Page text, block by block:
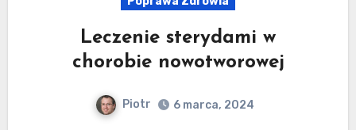
Leczenie sterydami w
chorobie nowotworowej
Piotr 6 marca, 2024